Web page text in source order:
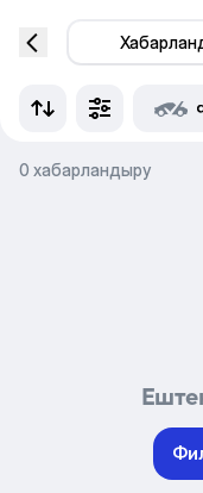
0 хабарландыру